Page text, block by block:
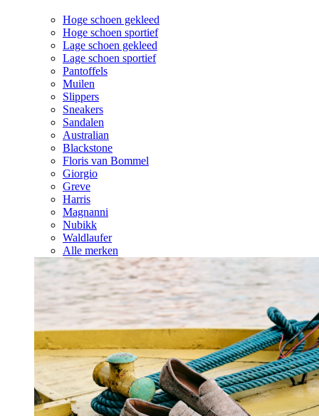
Hoge schoen gekleed
Hoge schoen sportief
Lage schoen gekleed
Lage schoen sportief
Pantoffels
Muilen
Slippers
Sneakers
Sandalen
Australian
Blackstone
Floris van Bommel
Giorgio
Greve
Harris
Magnanni
Nubikk
Waldlaufer
Alle merken